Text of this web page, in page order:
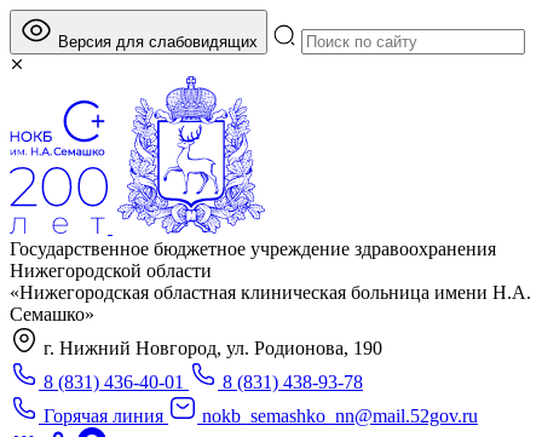
Версия для слабовидящих
Государственное бюджетное учреждение здравоохранения
Нижегородской области
«Нижегородская областная клиническая больница имени Н.А.
Семашко»
г. Нижний Новгород, ул. Родионова, 190
8 (831) 436-40-01
8 (831) 438-93-78
Горячая линия
nokb_semashko_nn@mail.52gov.ru